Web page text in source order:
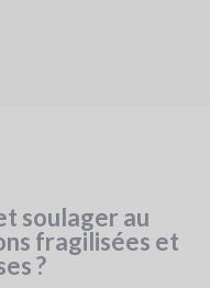
soulager au
fragilisées et
?